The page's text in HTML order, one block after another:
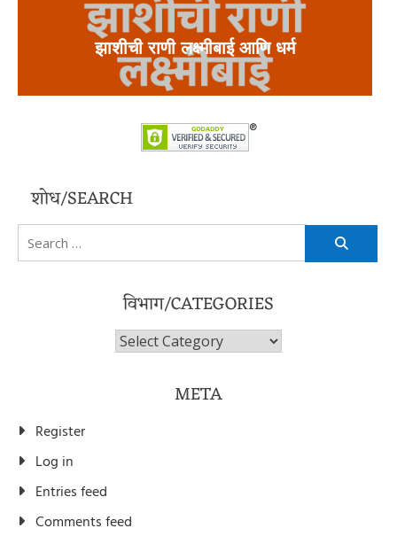
झाशीची राणी लक्ष्मीबाई आणि धर्म
शोध/SEARCH
Search
for:
विभाग/CATEGORIES
विभाग/Categories
META
Register
Log in
Entries feed
Comments feed